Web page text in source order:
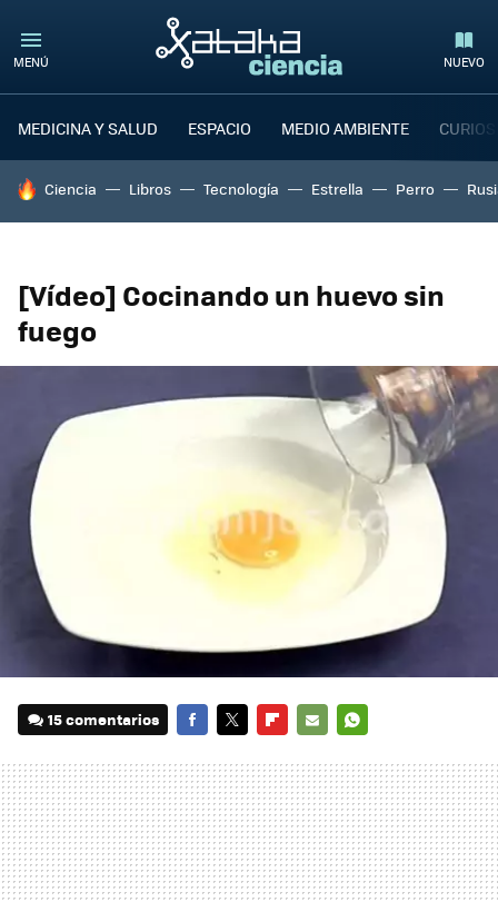
MENÚ NUEVO
MEDICINA Y SALUD ESPACIO MEDIO AMBIENTE
HOY SE HABLA DE
Ciencia Libros Tecnología Estrella Perro
[Vídeo] Cocinando un huevo sin
fuego
15 comentarios
MAIL